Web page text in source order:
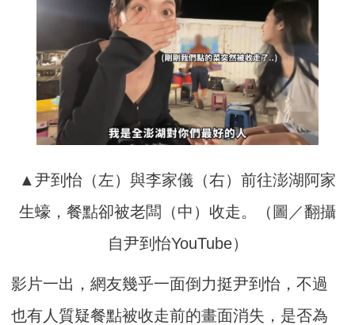
▲尹到怡（左）與李家儀（右）前往澎湖阿家
生蠔，餐點卻被老闆（中）收走。（圖／翻攝
自尹到怡YouTube）
影片一出，網友幾乎一面倒力挺尹到怡，不過
也有人質疑餐點被收走前的畫面消失，是否為